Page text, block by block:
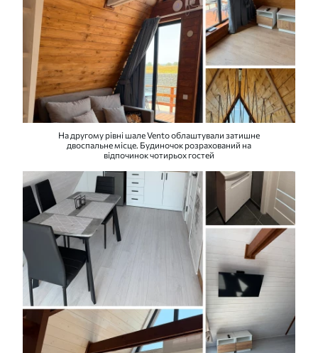
На другому рівні шале Vento облаштували затишне
двоспальне місце. Будиночок розрахований на
відпочинок чотирьох гостей